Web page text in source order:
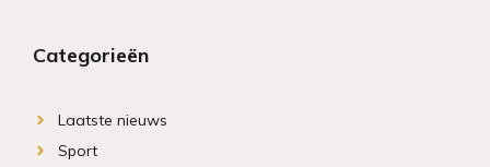
Categorieën
Laatste nieuws
Sport